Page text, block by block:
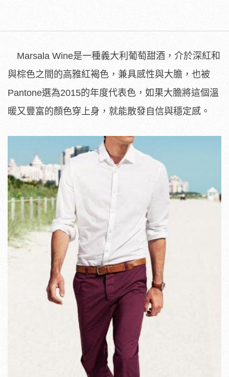
Marsala Wine是一種義大利葡萄甜酒，介於深紅和
與棕色之間的高雅紅褐色，兼具感性與大膽，也被
Pantone選為2015的年度代表色，如果大膽將這個溫
暖又豐富的顏色穿上身，就能散發自信與穩定感。